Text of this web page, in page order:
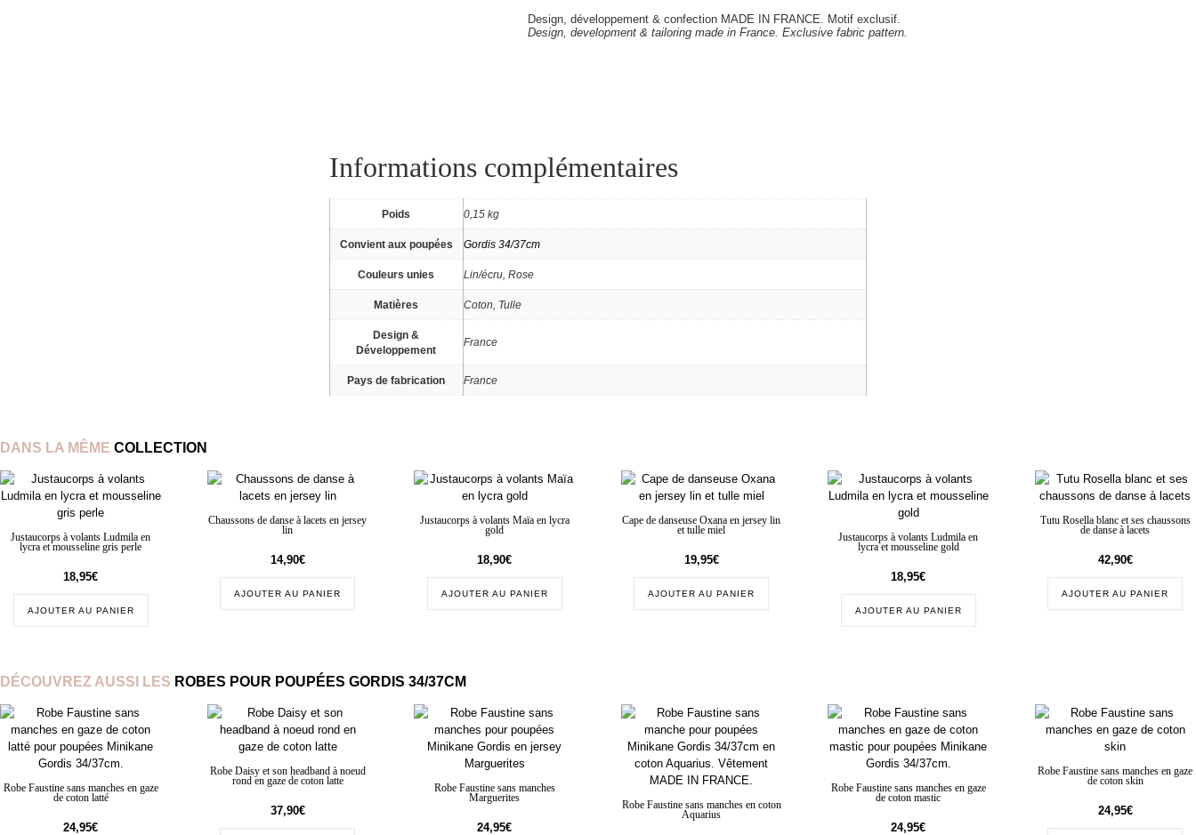
Design, développement & confection MADE IN FRANCE. Motif exclusif.
Design, development & tailoring made in France. Exclusive fabric pattern.
Informations complémentaires
Poids 0,15 kg
Convient aux poupées Gordis 34/37cm
Couleurs unies Lin/écru, Rose
Matières Coton, Tulle
Design &
Développement
France
Pays de fabrication France
DANS LA MÊME COLLECTION
Justaucorps à volants Ludmila en
lycra et mousseline gris perle
18,95€
AJOUTER AU PANIER
Chaussons de danse à lacets en jersey
lin
14,90€
AJOUTER AU PANIER
Justaucorps à volants Maïa en lycra
gold
18,90€
AJOUTER AU PANIER
Cape de danseuse Oxana en jersey lin
et tulle miel
19,95€
AJOUTER AU PANIER
Justaucorps à volants Ludmila en
lycra et mousseline gold
18,95€
AJOUTER AU PANIER
Tutu Rosella blanc et ses chaussons
de danse à lacets
42,90€
AJOUTER AU PANIER
DÉCOUVREZ AUSSI LES ROBES POUR POUPÉES GORDIS 34/37CM
Robe Faustine sans manches en gaze
de coton latté
24,95€
Robe Daisy et son headband à noeud
rond en gaze de coton latte
37,90€
Robe Faustine sans manches
Marguerites
24,95€
Robe Faustine sans manches en coton
Aquarius
Robe Faustine sans manches en gaze
de coton mastic
24,95€
Robe Faustine sans manches en gaze
de coton skin
24,95€